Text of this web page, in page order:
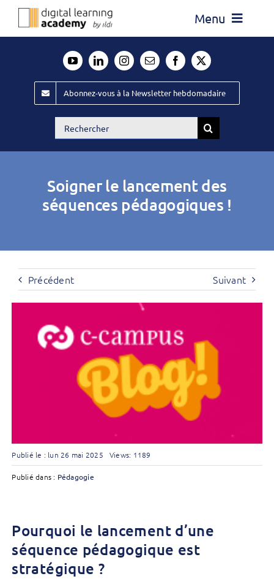
Passer
Menu
Évènements ILDI
Offres d’emploi
Publiez
Abonnez-vous à la Newsletter hebdomadaire
Rechercher:
Soigner le lancement des
séquences pédagogiques !
Précédent Suivant
Publié le : lun 26 mai 2025 Views: 1189
Publié dans : Pédagogie
Pourquoi le lancement d’une
séquence pédagogique est
stratégique ?